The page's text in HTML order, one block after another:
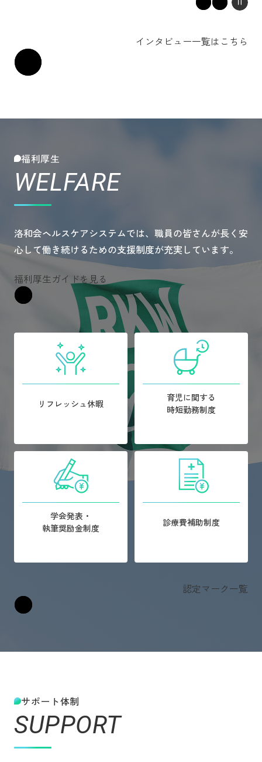
インタビュー一覧はこちら
福利厚生
WELFARE
洛和会ヘルスケアシステムでは、職員の皆さんが長く安
心して働き続けるための支援制度が充実しています。
福利厚生ガイドを見る
リフレッシュ休暇
育児に関する
時短勤務制度
学会発表・
執筆奨励金制度
診療費補助制度
認定マーク一覧
サポート体制
SUPPORT